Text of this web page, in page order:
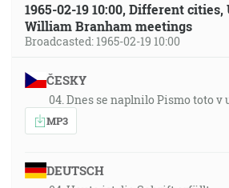
1965-02-19 10:00, Different
William Branham meetings
Broadcasted: 1965-02-19 10:00
ČESKY
04. Dnes se naplnilo Pismo toto
MP3
DEUTSCH